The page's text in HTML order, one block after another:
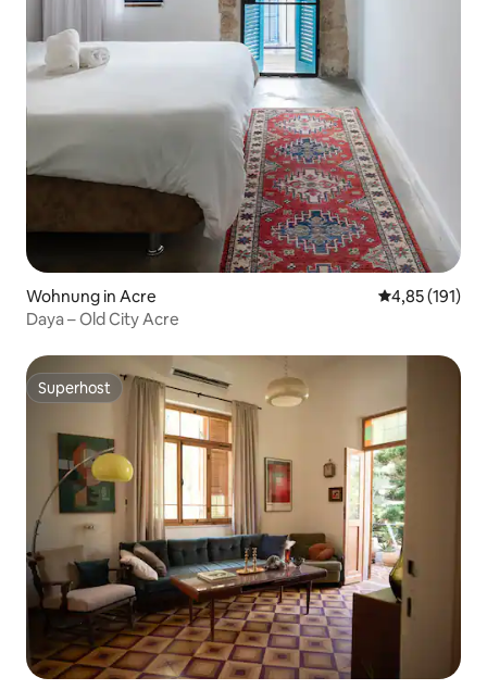
Wohnung in Acre
4,85 (191)
Daya – Old City Acre
Superhost
Superhost